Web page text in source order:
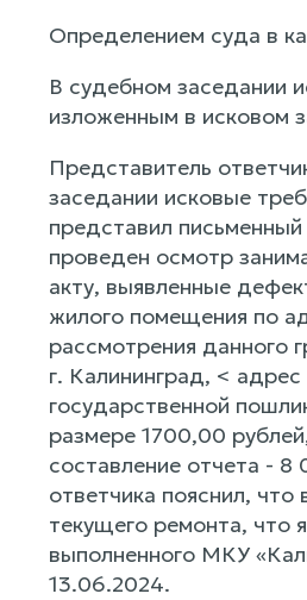
Определением суда в
В судебном заседании
изложенным в исковом
Представитель
заседании исковые
представил
проведен осмотр
акту, выявленные
жилого помещения по
рассмотрения данного
г. Калининград, <
государственной
размере 1700,00
составление отчета -
ответчика пояснил,
текущего ремонта, что
выполненного МКУ
13.06.2024.